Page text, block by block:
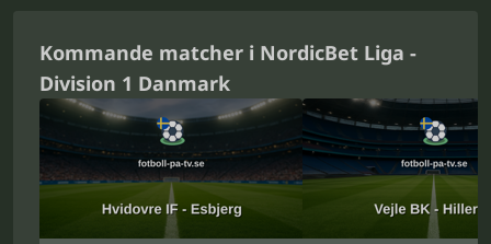
Kommande matcher i NordicBet Liga -
Division 1 Danmark